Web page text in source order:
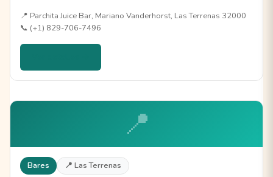
📍 Parchita Juice Bar, Mariano Vanderhorst, Las Terrenas 32000
📞 (+1) 829-706-7496
📍
Bares 📍 Las Terrenas